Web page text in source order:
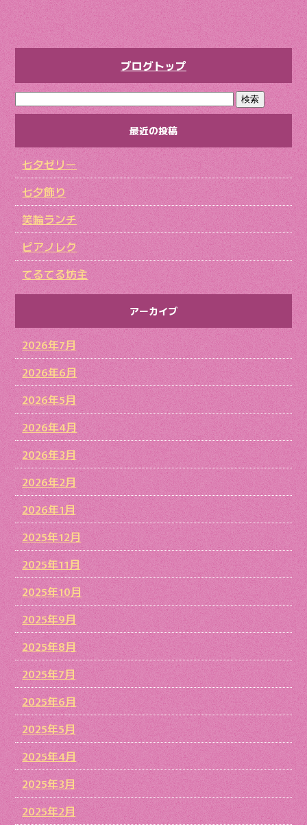
ブログトップ
最近の投稿
七夕ゼリー
七夕飾り
笑輪ランチ
ピアノレク
てるてる坊主
アーカイブ
2026年7月
2026年6月
2026年5月
2026年4月
2026年3月
2026年2月
2026年1月
2025年12月
2025年11月
2025年10月
2025年9月
2025年8月
2025年7月
2025年6月
2025年5月
2025年4月
2025年3月
2025年2月